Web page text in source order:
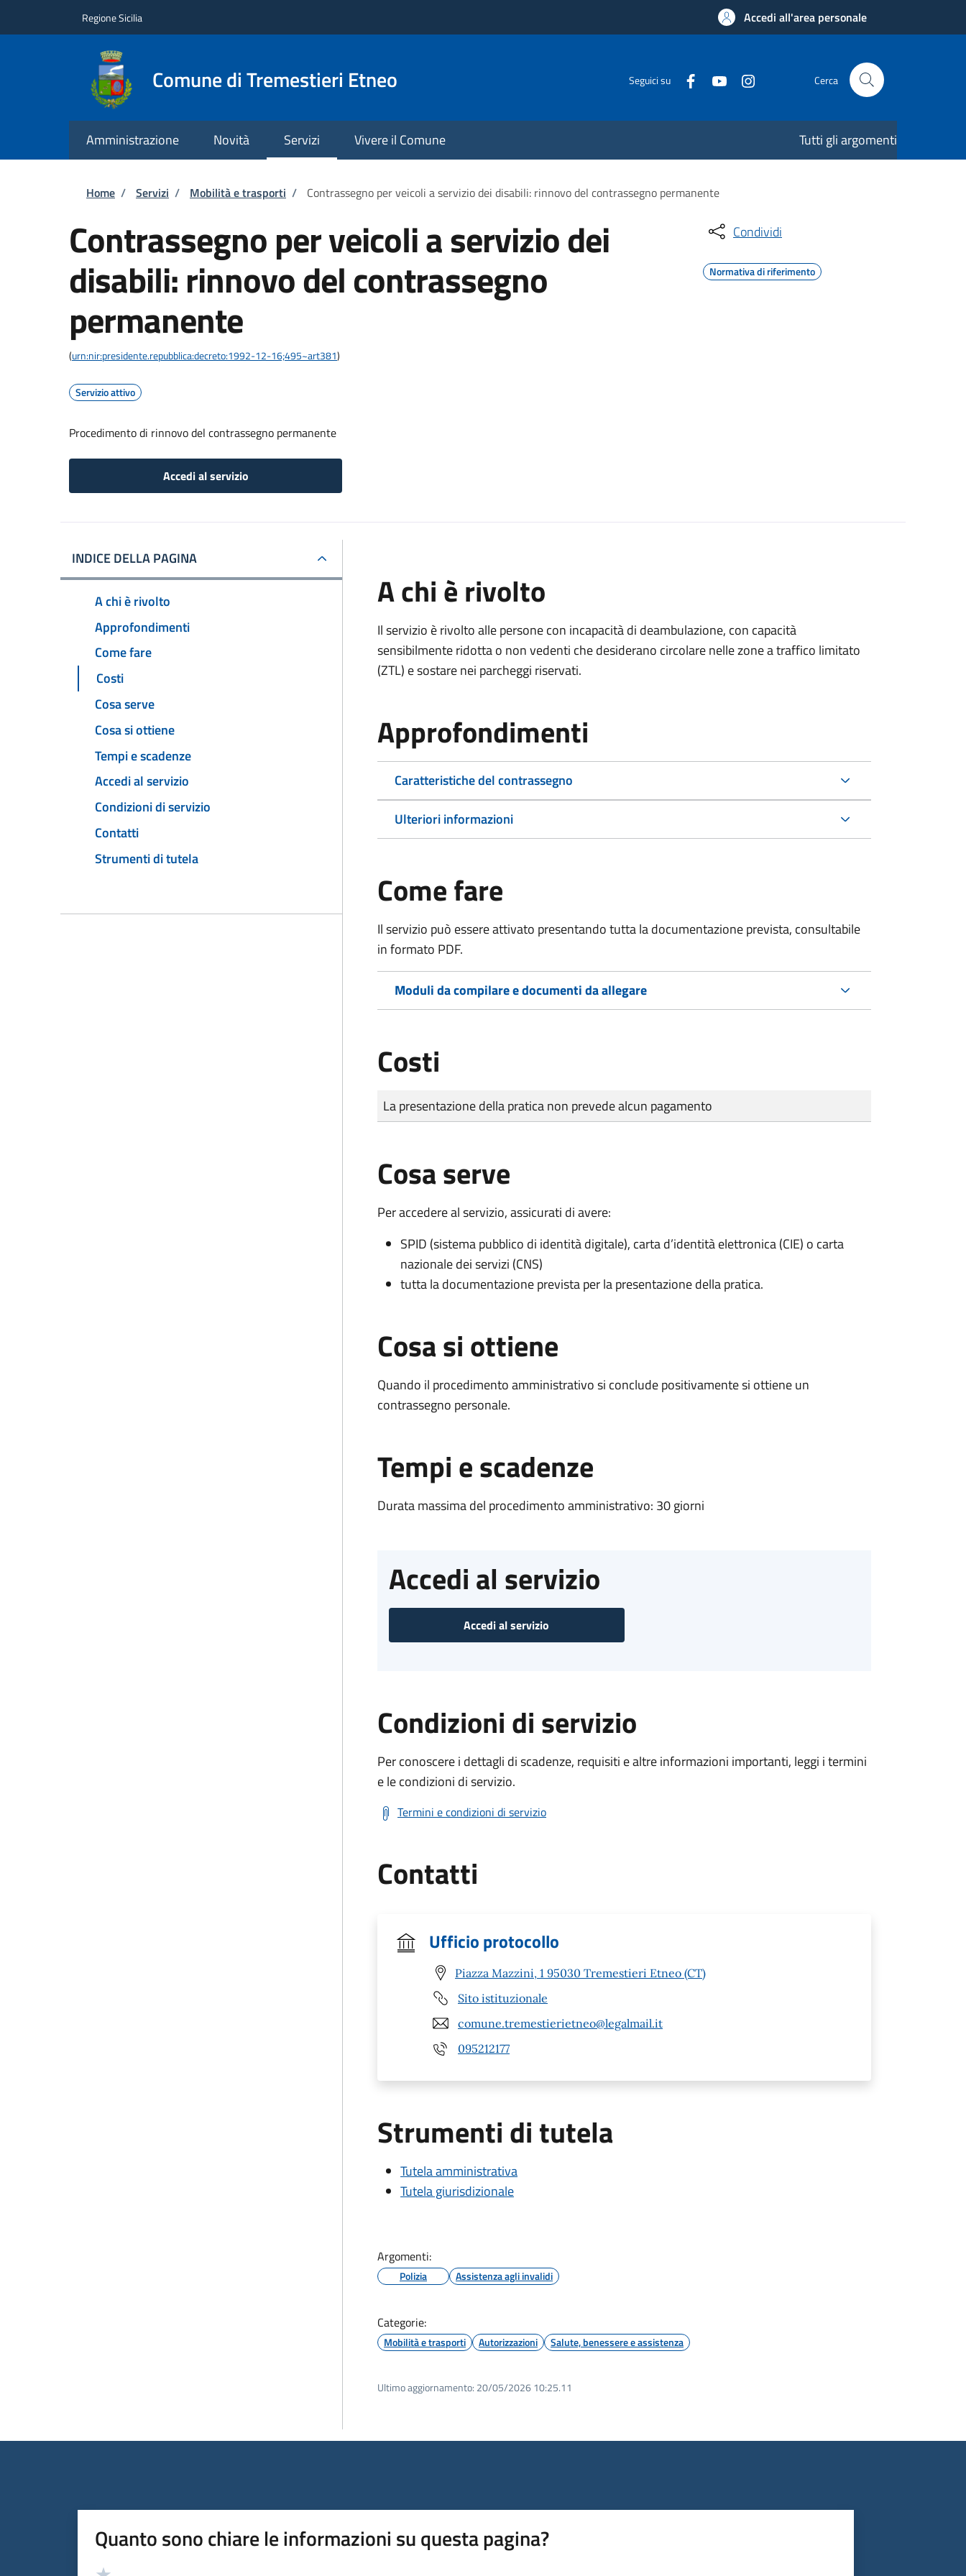
Regione Sicilia Accedi all'area personale
Comune di Tremestieri Etneo Seguici su Cerca
Amministrazione Novità Servizi Vivere il Comune Tutti gli argomenti
Briciole di pane
Home / Servizi / Mobilità e trasporti / Contrassegno per veicoli a servizio dei disabili: rinnovo del contrassegno permanente
Contrassegno per veicoli a servizio dei
disabili: rinnovo del contrassegno
permanente
(urn:nir:presidente.repubblica:decreto:1992-12-16;495~art381)
Servizio attivo
Procedimento di rinnovo del contrassegno permanente
Accedi al servizio
Condividi
Normativa di riferimento
INDICE DELLA PAGINA
A chi è rivolto
Approfondimenti
Come fare
Costi
Cosa serve
Cosa si ottiene
Tempi e scadenze
Accedi al servizio
Condizioni di servizio
Contatti
Strumenti di tutela
A chi è rivolto
Il servizio è rivolto alle persone con incapacità di deambulazione, con capacità
sensibilmente ridotta o non vedenti che desiderano circolare nelle zone a traffico limitato
(ZTL) e sostare nei parcheggi riservati.
Approfondimenti
Caratteristiche del contrassegno
Ulteriori informazioni
Come fare
Il servizio può essere attivato presentando tutta la documentazione prevista, consultabile
in formato PDF.
Moduli da compilare e documenti da allegare
Costi
Tipo di pagamento
Importo
La presentazione della pratica non prevede alcun pagamento
Cosa serve
Per accedere al servizio, assicurati di avere:
SPID (sistema pubblico di identità digitale), carta d’identità elettronica (CIE) o carta
nazionale dei servizi (CNS)
tutta la documentazione prevista per la presentazione della pratica.
Cosa si ottiene
Quando il procedimento amministrativo si conclude positivamente si ottiene un
contrassegno personale.
Tempi e scadenze
Durata massima del procedimento amministrativo: 30 giorni
Accedi al servizio
Accedi al servizio
Condizioni di servizio
Per conoscere i dettagli di scadenze, requisiti e altre informazioni importanti, leggi i termini
e le condizioni di servizio.
Termini e condizioni di servizio
Contatti
Ufficio protocollo
Piazza Mazzini, 1 95030 Tremestieri Etneo (CT)
Sito istituzionale
comune.tremestierietneo@legalmail.it
095212177
Strumenti di tutela
Tutela amministrativa
Tutela giurisdizionale
Argomenti:
Polizia Assistenza agli invalidi
Categorie:
Mobilità e trasporti Autorizzazioni Salute, benessere e assistenza
Ultimo aggiornamento: 20/05/2026 10:25.11
Quanto sono chiare le informazioni su questa pagina?
Valutazione